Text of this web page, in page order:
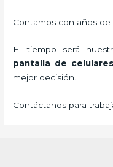
Contamos con años de
El tiempo será
pantalla de celulares
mejor decisión.
Contáctanos para